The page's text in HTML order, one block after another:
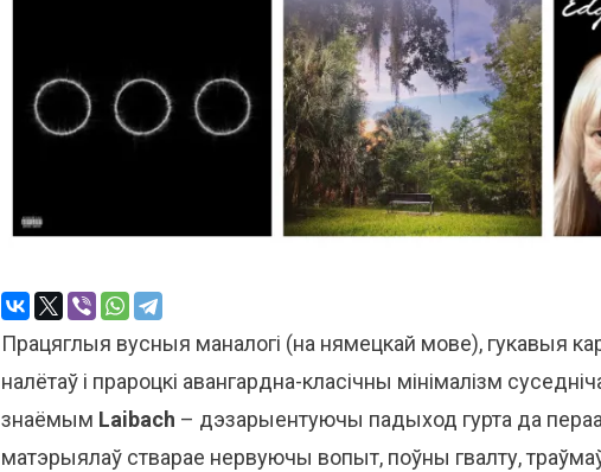
Працяглыя вусныя маналогі (на нямецкай мове), гукавыя
налётаў і прароцкі авангардна-класічны мінімалізм
знаёмым Laibach – дэзарыентуючы падыход гурта да
матэрыялаў стварае нервуючы вопыт, поўны гвалту, траўмаў